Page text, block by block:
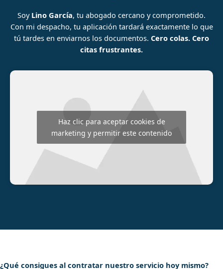
Soy Lino García, tu abogado cercano y comprometido.
Con mi despacho, tu aplicación tardará exactamente lo que
tú tardes en enviarnos los documentos. Cero colas. Cero
citas frustrantes.
Haz clic para aceptar cookies de
marketing y permitir este contenido
¿Qué consigues al contratar nuestro servicio hoy mismo?